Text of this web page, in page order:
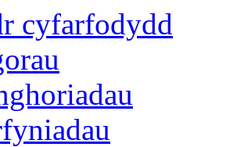
cyfarfodydd
eitem
9.